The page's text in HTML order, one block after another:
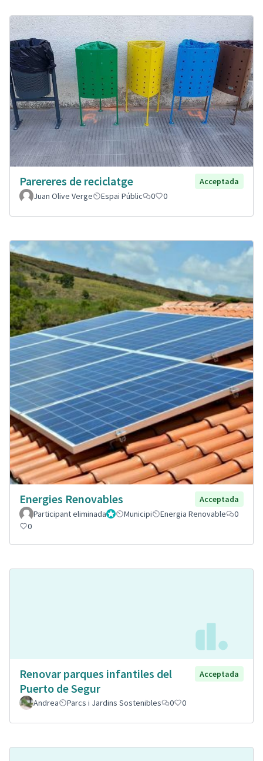
Parereres de reciclatge
Acceptada
Juan Olive Verge
Espai Públic 0 0
Energies Renovables
Acceptada
Participant eliminadaAdministrador
Municipi Energia Renovable
0
0
Renovar parques infantiles del
Puerto de Segur
Acceptada
Andrea Parcs i Jardins Sostenibles 0 0